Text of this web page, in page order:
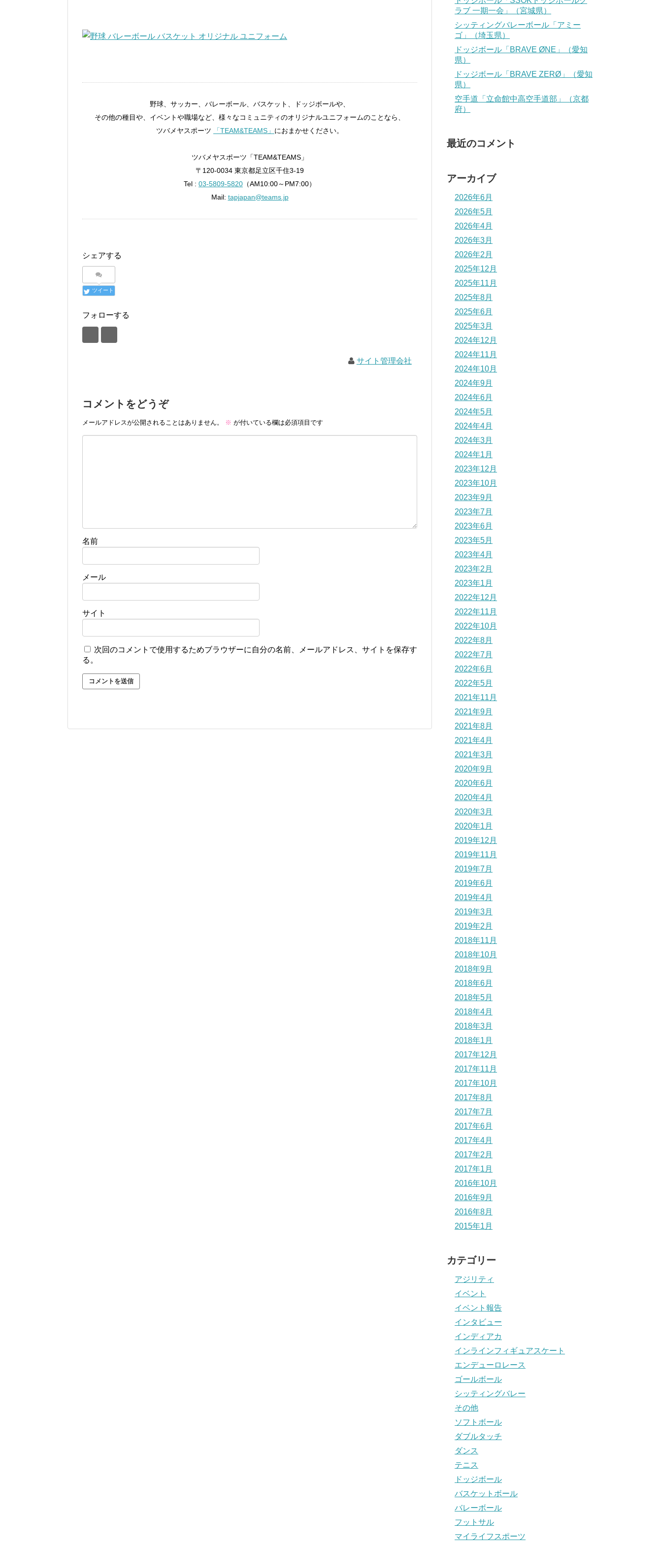
野球、サッカー、バレーボール、バスケット、ドッジボールや、
その他の種目や、イベントや職場など、様々なコミュニティのオリジナルユニフォームのことなら、
ツバメヤスポーツ
「TEAM&TEAMS」 におまかせください。
ツバメヤスポーツ「TEAM&TEAMS」
〒120-0034 東京都足立区千住3-19
Tel : 03-5809-5820 （AM10:00～PM7:00）
Mail: tapjapan@teams.jp
シェアする
ツイート
フォローする
サイト管理会社
コメントをどうぞ
メールアドレスが公開されることはありません。 ※ が付いている欄は必須項目です
名前
メール
サイト
次回のコメントで使用するためブラウザーに自分の名前、メールアドレス、サイトを保存す
る。
ラブ 一期一会」（宮城県）
シッティングバレーボール「アミー
ゴ」（埼玉県）
ドッジボール「BRAVE ØNE」（愛知
県）
ドッジボール「BRAVE ZERØ」（愛知
県）
空手道「立命館中高空手道部」（京都
府）
最近のコメント
アーカイブ
2026年6月
2026年5月
2026年4月
2026年3月
2026年2月
2025年12月
2025年11月
2025年8月
2025年6月
2025年3月
2024年12月
2024年11月
2024年10月
2024年9月
2024年6月
2024年5月
2024年4月
2024年3月
2024年1月
2023年12月
2023年10月
2023年9月
2023年7月
2023年6月
2023年5月
2023年4月
2023年2月
2023年1月
2022年12月
2022年11月
2022年10月
2022年8月
2022年7月
2022年6月
2022年5月
2021年11月
2021年9月
2021年8月
2021年4月
2021年3月
2020年9月
2020年6月
2020年4月
2020年3月
2020年1月
2019年12月
2019年11月
2019年7月
2019年6月
2019年4月
2019年3月
2019年2月
2018年11月
2018年10月
2018年9月
2018年6月
2018年5月
2018年4月
2018年3月
2018年1月
2017年12月
2017年11月
2017年10月
2017年8月
2017年7月
2017年6月
2017年4月
2017年2月
2017年1月
2016年10月
2016年9月
2016年8月
2015年1月
カテゴリー
アジリティ
イベント
イベント報告
インタビュー
インディアカ
インラインフィギュアスケート
エンデューロレース
ゴールボール
シッティングバレー
その他
ソフトボール
ダブルタッチ
ダンス
テニス
ドッジボール
バスケットボール
バレーボール
フットサル
マイライフスポーツ